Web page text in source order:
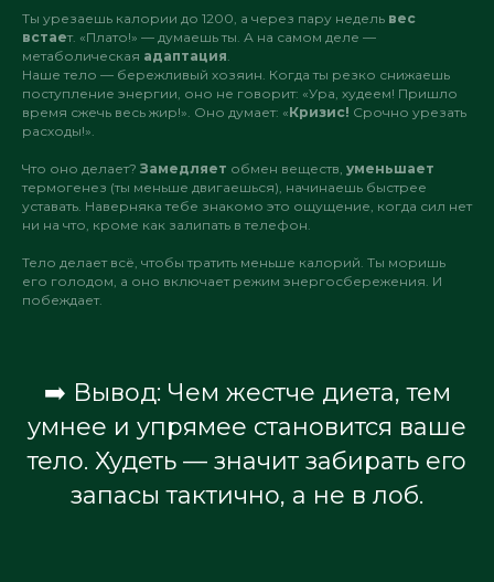
Ты урезаешь калории до 1200, а через пару недель вес
встает. «Плато!» — думаешь ты. А на самом деле —
метаболическая адаптация.
Наше тело — бережливый хозяин. Когда ты резко снижаешь
поступление энергии, оно не говорит: «Ура, худеем! Пришло
время сжечь весь жир!». Оно думает: «Кризис! Срочно урезать
расходы!».
Что оно делает? Замедляет обмен веществ, уменьшает
термогенез (ты меньше двигаешься), начинаешь быстрее
уставать. Наверняка тебе знакомо это ощущение, когда сил нет
ни на что, кроме как залипать в телефон.
Тело делает всё, чтобы тратить меньше калорий. Ты моришь
его голодом, а оно включает режим энергосбережения. И
побеждает.
➡️ Вывод: Чем жестче диета, тем
умнее и упрямее становится ваше
тело. Худеть — значит забирать его
запасы тактично, а не в лоб.